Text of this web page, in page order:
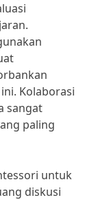
Kolaborasi
sangat
paling
untuk
diskusi